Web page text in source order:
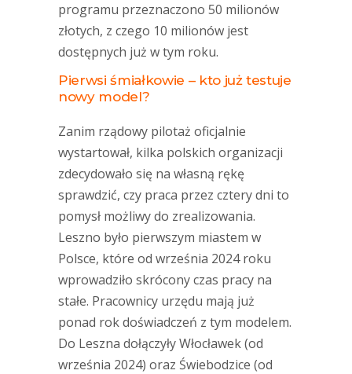
programu przeznaczono 50 milionów
złotych, z czego 10 milionów jest
dostępnych już w tym roku.
Pierwsi śmiałkowie – kto już testuje
nowy model?
Zanim rządowy pilotaż oficjalnie
wystartował, kilka polskich organizacji
zdecydowało się na własną rękę
sprawdzić, czy praca przez cztery dni to
pomysł możliwy do zrealizowania.
Leszno było pierwszym miastem w
Polsce, które od września 2024 roku
wprowadziło skrócony czas pracy na
stałe. Pracownicy urzędu mają już
ponad rok doświadczeń z tym modelem.
Do Leszna dołączyły Włocławek (od
września 2024) oraz Świebodzice (od